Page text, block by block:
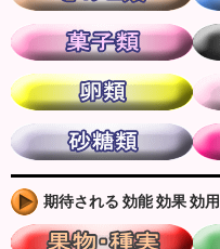
期待される 効能 効果 効用